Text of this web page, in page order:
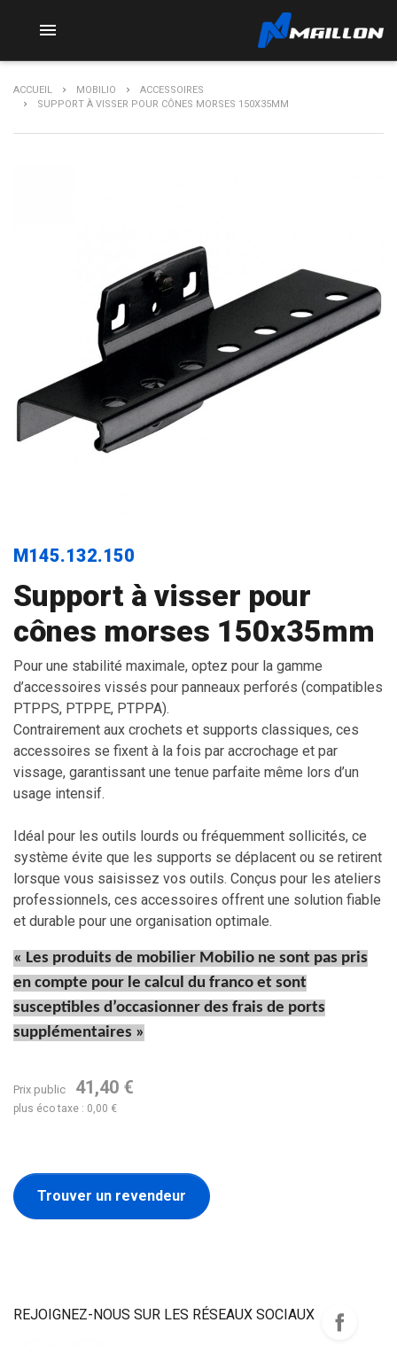

ACCUEIL MOBILIO
ACCESSOIRES
SUPPORT À VISSER POUR CÔNES MORSES 150X35MM
M145.132.150
Support à visser pour
cônes morses 150x35mm
Pour une stabilité maximale, optez pour la gamme
d’accessoires vissés pour panneaux perforés (compatibles
PTPPS, PTPPE, PTPPA).
Contrairement aux crochets et supports classiques, ces
accessoires se fixent à la fois par accrochage et par
vissage, garantissant une tenue parfaite même lors d’un
usage intensif.
Idéal pour les outils lourds ou fréquemment sollicités, ce
système évite que les supports se déplacent ou se retirent
lorsque vous saisissez vos outils. Conçus pour les ateliers
professionnels, ces accessoires offrent une solution fiable
et durable pour une organisation optimale.
« Les produits de mobilier Mobilio ne sont pas pris
en compte pour le calcul du franco et sont
susceptibles d’occasionner des frais de ports
supplémentaires »
Prix public 41,40 €
plus éco taxe : 0,00 €
Trouver un revendeur
REJOIGNEZ-NOUS SUR LES RÉSEAUX SOCIAUX